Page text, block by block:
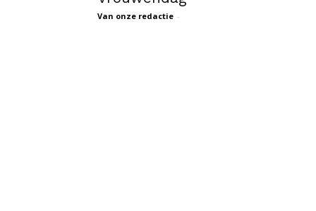
Van onze redactie -